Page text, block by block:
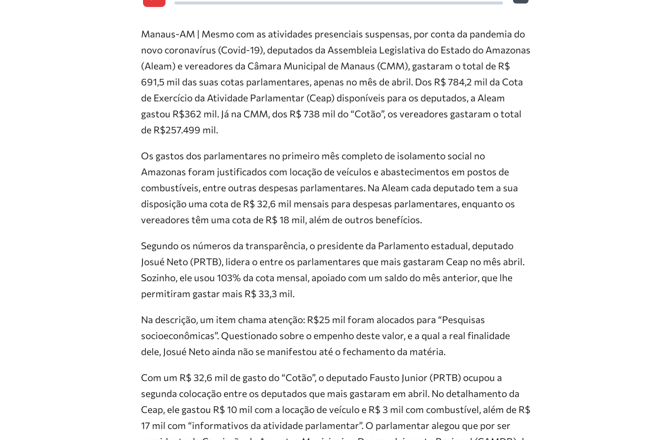
Manaus-AM | Mesmo com as atividades presenciais suspensas, por conta da pandemia do
novo coronavírus (Covid-19), deputados da Assembleia Legislativa do Estado do Amazonas
(Aleam) e vereadores da Câmara Municipal de Manaus (CMM), gastaram o total de R$
691,5 mil das suas cotas parlamentares, apenas no mês de abril. Dos R$ 784,2 mil da Cota
de Exercício da Atividade Parlamentar (Ceap) disponíveis para os deputados, a Aleam
gastou R$362 mil. Já na CMM, dos R$ 738 mil do “Cotão”, os vereadores gastaram o total
de R$257.499 mil.
Os gastos dos parlamentares no primeiro mês completo de isolamento social no
Amazonas foram justificados com locação de veículos e abastecimentos em postos de
combustíveis, entre outras despesas parlamentares. Na Aleam cada deputado tem a sua
disposição uma cota de R$ 32,6 mil mensais para despesas parlamentares, enquanto os
vereadores têm uma cota de R$ 18 mil, além de outros benefícios.
Segundo os números da transparência, o presidente da Parlamento estadual, deputado
Josué Neto (PRTB), lidera o entre os parlamentares que mais gastaram Ceap no mês abril.
Sozinho, ele usou 103% da cota mensal, apoiado com um saldo do mês anterior, que lhe
permitiram gastar mais R$ 33,3 mil.
Na descrição, um item chama atenção: R$25 mil foram alocados para “Pesquisas
socioeconômicas”. Questionado sobre o empenho deste valor, e a qual a real finalidade
dele, Josué Neto ainda não se manifestou até o fechamento da matéria.
Com um R$ 32,6 mil de gasto do “Cotão”, o deputado Fausto Junior (PRTB) ocupou a
segunda colocação entre os deputados que mais gastaram em abril. No detalhamento da
Ceap, ele gastou R$ 10 mil com a locação de veículo e R$ 3 mil com combustível, além de R$
17 mil com “informativos da atividade parlamentar”. O parlamentar alegou que por ser